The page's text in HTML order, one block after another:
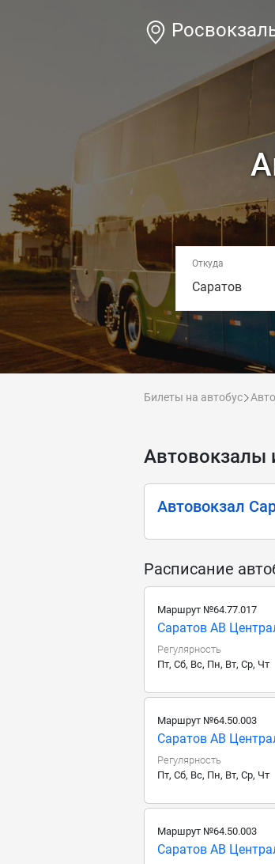
Откуда
Саратов
Билеты на автобус
Автовокзалы
Автовокзал
Расписание
Маршрут №64.77.017
Саратов АВ
Регулярность
Пт, Сб, Вс, Пн, Вт, Ср, Чт
Маршрут №64.50.003
Саратов АВ
Регулярность
Пт, Сб, Вс, Пн, Вт, Ср, Чт
Маршрут №64.50.003
Саратов АВ